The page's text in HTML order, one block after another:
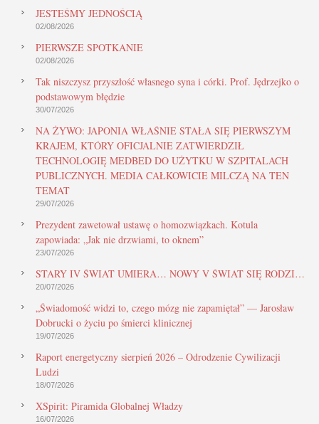
JESTEŚMY JEDNOŚCIĄ
02/08/2026
PIERWSZE SPOTKANIE
02/08/2026
Tak niszczysz przyszłość własnego syna i córki. Prof. Jędrzejko o
podstawowym błędzie
30/07/2026
NA ŻYWO: JAPONIA WŁAŚNIE STAŁA SIĘ PIERWSZYM
KRAJEM, KTÓRY OFICJALNIE ZATWIERDZIŁ
TECHNOLOGIĘ MEDBED DO UŻYTKU W SZPITALACH
PUBLICZNYCH. MEDIA CAŁKOWICIE MILCZĄ NA TEN
TEMAT
29/07/2026
Prezydent zawetował ustawę o homozwiązkach. Kotula
zapowiada: „Jak nie drzwiami, to oknem”
23/07/2026
STARY IV ŚWIAT UMIERA… NOWY V ŚWIAT SIĘ RODZI…
20/07/2026
„Świadomość widzi to, czego mózg nie zapamiętał” — Jarosław
Dobrucki o życiu po śmierci klinicznej
19/07/2026
Raport energetyczny sierpień 2026 – Odrodzenie Cywilizacji
Ludzi
18/07/2026
XSpirit: Piramida Globalnej Władzy
16/07/2026